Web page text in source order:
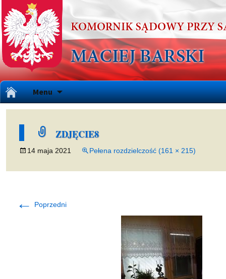
Menu
do
ZDJĘCIE8
14 maja 2021 Pełena rozdzielczość (161 × 215)
← Poprzedni